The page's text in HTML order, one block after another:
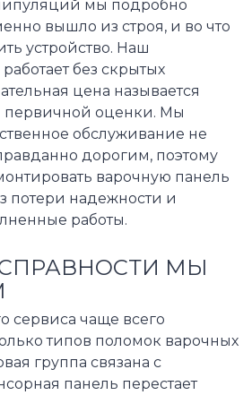
мы подробно
вышло из строя, и во что
устройство. Наш
без скрытых
цена называется
первичной оценки. Мы
обслуживание не
дорогим, поэтому
варочную панель
потери надежности и
работы.
МЫ
сервиса чаще всего
типов поломок варочных
группа связана с
панель перестает